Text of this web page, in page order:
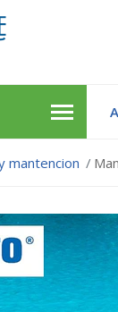
mantencion